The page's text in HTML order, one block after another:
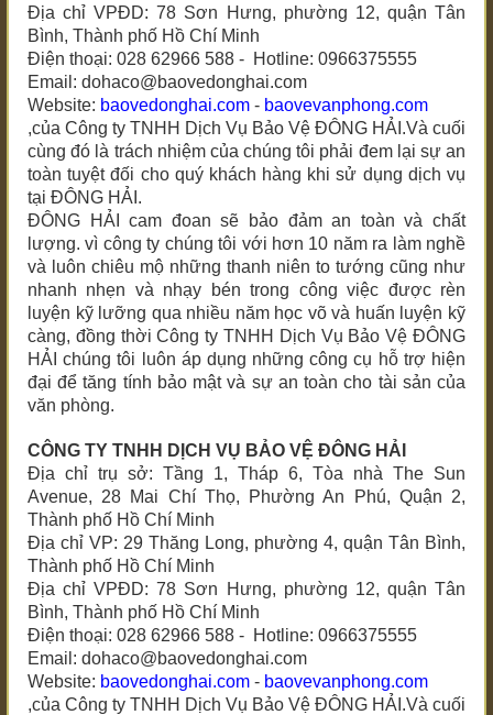
Địa chỉ VPĐD: 78 Sơn Hưng, phường 12, quận Tân
Bình, Thành phố Hồ Chí Minh
Điện thoại: 028 62966 588 - Hotline: 0966375555
Email: dohaco@baovedonghai.com
Website: baovedonghai.com - baovevanphong.com
,của Công ty TNHH Dịch Vụ Bảo Vệ ĐÔNG HẢI.Và cuối
cùng đó là trách nhiệm của chúng tôi phải đem lại sự an
toàn tuyệt đối cho quý khách hàng khi sử dụng dịch vụ
tại ĐÔNG HẢI.
ĐÔNG HẢI cam đoan sẽ bảo đảm an toàn và chất
lượng. vì công ty chúng tôi với hơn 10 năm ra làm nghề
và luôn chiêu mộ những thanh niên to tướng cũng như
nhanh nhẹn và nhạy bén trong công việc được rèn
luyện kỹ lưỡng qua nhiều năm học võ và huấn luyện kỹ
càng, đồng thời Công ty TNHH Dịch Vụ Bảo Vệ ĐÔNG
HẢI chúng tôi luôn áp dụng những công cụ hỗ trợ hiện
đại để tăng tính bảo mật và sự an toàn cho tài sản của
văn phòng.
CÔNG TY TNHH DỊCH VỤ BẢO VỆ ĐÔNG HẢI
Địa chỉ trụ sở: Tầng 1, Tháp 6, Tòa nhà The Sun
Avenue, 28 Mai Chí Thọ, Phường An Phú, Quận 2,
Thành phố Hồ Chí Minh
Địa chỉ VP: 29 Thăng Long, phường 4, quận Tân Bình,
Thành phố Hồ Chí Minh
Địa chỉ VPĐD: 78 Sơn Hưng, phường 12, quận Tân
Bình, Thành phố Hồ Chí Minh
Điện thoại: 028 62966 588 - Hotline: 0966375555
Email: dohaco@baovedonghai.com
Website: baovedonghai.com - baovevanphong.com
,của Công ty TNHH Dịch Vụ Bảo Vệ ĐÔNG HẢI.Và cuối